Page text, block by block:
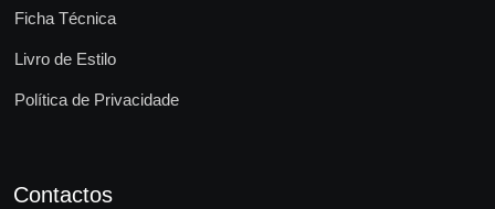
Ficha Técnica
Livro de Estilo
Política de Privacidade
Contactos